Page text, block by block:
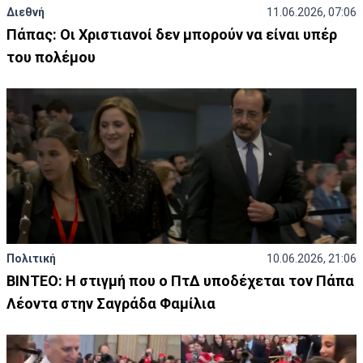
Διεθνή 11.06.2026, 07:06
Πάπας: Οι Χριστιανοί δεν μπορούν να είναι υπέρ
του πολέμου
Πολιτική 10.06.2026, 21:06
ΒΙΝΤΕΟ: Η στιγμή που ο ΠτΔ υποδέχεται τον Πάπα
Λέοντα στην Σαγράδα Φαμίλια